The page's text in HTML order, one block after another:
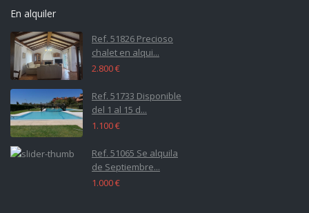
En alquiler
Ref. 51826 Precioso
chalet en alqui...
2.800 €
Ref. 51733 Disponible
del 1 al 15 d...
1.100 €
Ref. 51065 Se alquila
de Septiembre...
1.000 €